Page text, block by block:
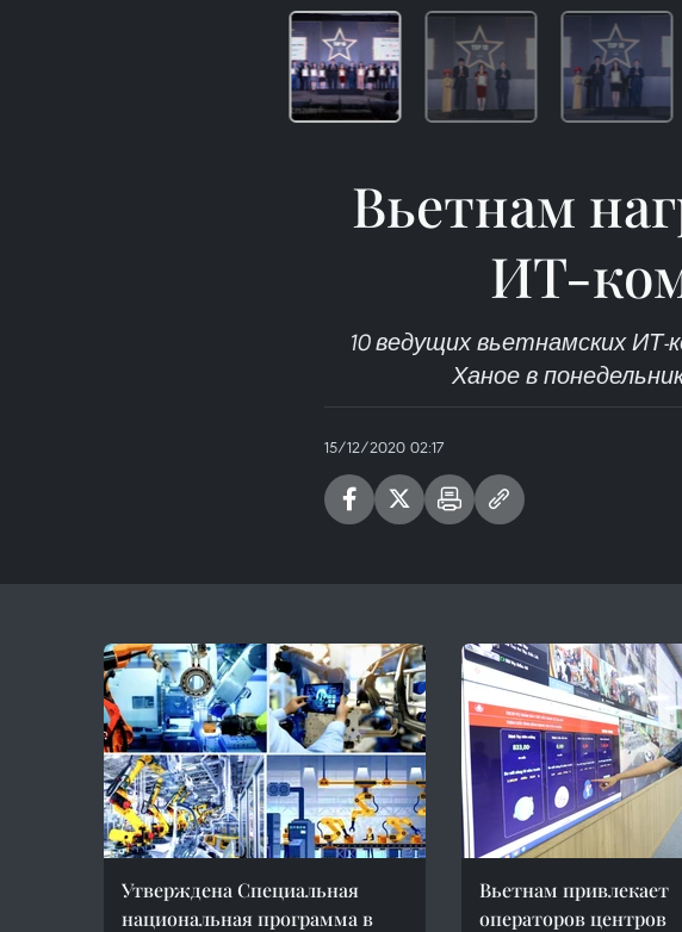
Вьетнам
ИТ-
10 ведущих вьетнамских
Ханое в
15/12/2020 02:17
Утверждена Специальная
национальная программа в
Вьетнам привлекает
операторов центров